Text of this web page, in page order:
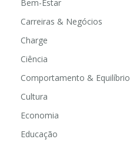
Bem-Estar
Carreiras & Negócios
Charge
Ciência
Comportamento & Equilíbrio
Cultura
Economia
Educação